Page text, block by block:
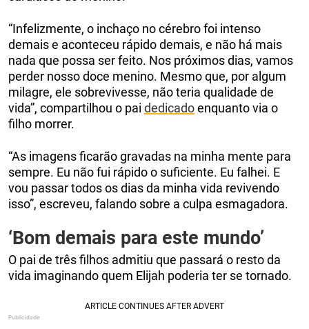
“Infelizmente, o inchaço no cérebro foi intenso
demais e aconteceu rápido demais, e não há mais
nada que possa ser feito. Nos próximos dias, vamos
perder nosso doce menino. Mesmo que, por algum
milagre, ele sobrevivesse, não teria qualidade de
vida”, compartilhou o pai dedicadoenquanto via o
filho morrer.
“As imagens ficarão gravadas na minha mente para
sempre. Eu não fui rápido o suficiente. Eu falhei. E
vou passar todos os dias da minha vida revivendo
isso”, escreveu, falando sobre a culpa esmagadora.
‘Bom demais para este mundo’
O pai de três filhos admitiu que passará o resto da
vida imaginando quem Elijah poderia ter se tornado.